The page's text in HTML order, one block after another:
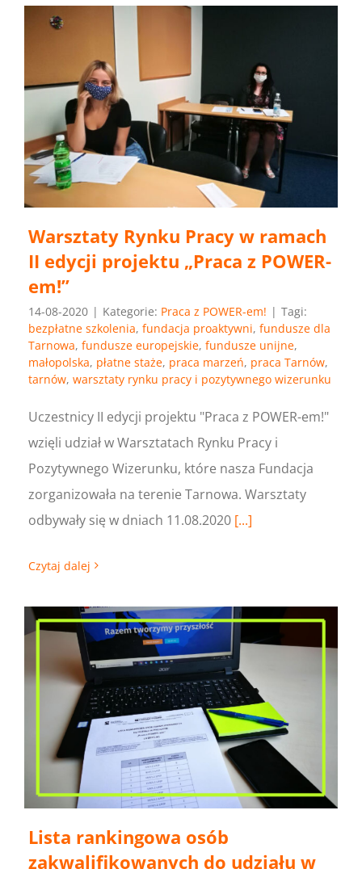
Warsztaty Rynku Pracy w ramach
II edycji projektu „Praca z POWER-
em!”
14-08-2020 | Kategorie: Praca z POWER-em! | Tagi:
bezpłatne szkolenia, fundacja proaktywni, fundusze dla
Tarnowa, fundusze europejskie, fundusze unijne,
małopolska, płatne staże, praca marzeń, praca Tarnów,
tarnów, warsztaty rynku pracy i pozytywnego wizerunku
Uczestnicy II edycji projektu "Praca z POWER-em!"
wzięli udział w Warsztatach Rynku Pracy i
Pozytywnego Wizerunku, które nasza Fundacja
zorganizowała na terenie Tarnowa. Warsztaty
odbywały się w dniach 11.08.2020 [...]
Czytaj dalej
Lista rankingowa osób
zakwalifikowanych do udziału w